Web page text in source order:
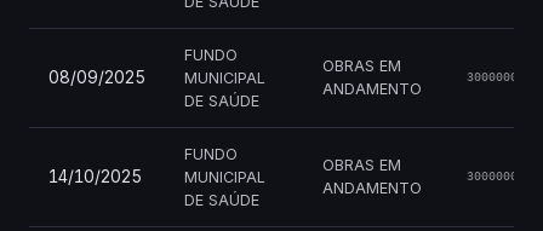
08/09/2025
FUNDO
MUNICIPAL
DE SAÚDE
OBRAS EM
ANDAMENTO
3000000685
14/10/2025
FUNDO
MUNICIPAL
DE SAÚDE
OBRAS EM
ANDAMENTO
3000000761